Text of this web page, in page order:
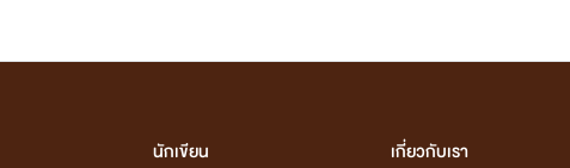
2.คุณหนูตกยากกับหนุ่มวิศวะผู้เย็นชา ข้าวปุ้น~นาที
4.อุบัติเหตุรักมาเฟียร้าย คิม~เบส (ฉลามรุ่นลูกของคิมคู่กับน้องมายล์หลานของอินทรี)
นักเขียน
เกี่ยวกับเรา